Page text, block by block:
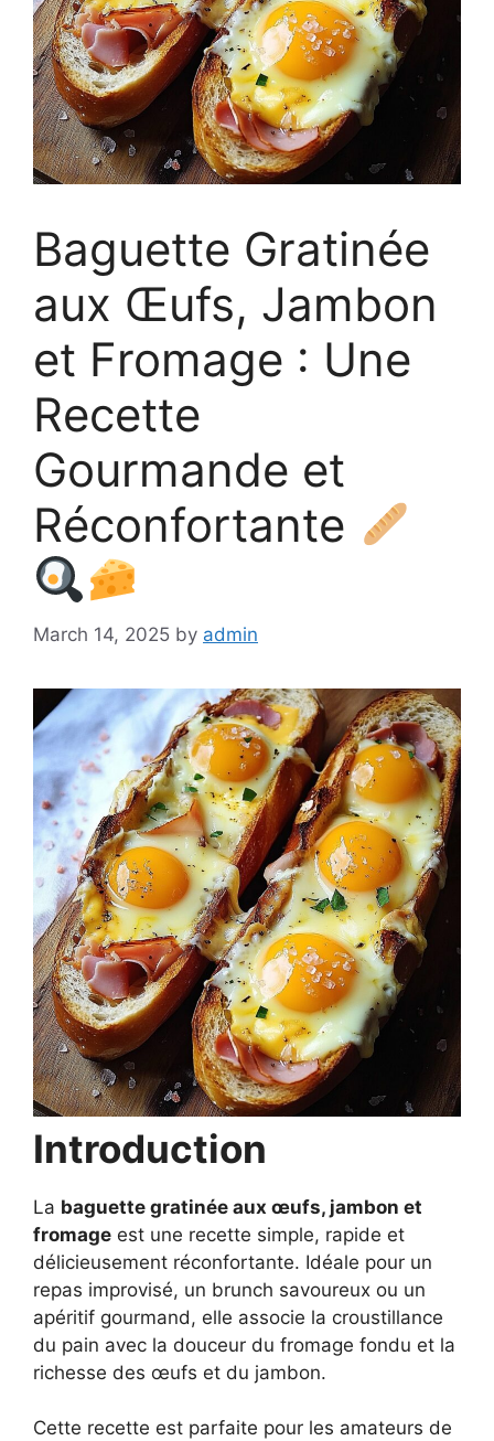
Baguette Gratinée
aux Œufs, Jambon
et Fromage : Une
Recette
Gourmande et
Réconfortante
March 14, 2025 by admin
Introduction
La baguette gratinée aux œufs, jambon et
fromage est une recette simple, rapide et
délicieusement réconfortante. Idéale pour un
repas improvisé, un brunch savoureux ou un
apéritif gourmand, elle associe la croustillance
du pain avec la douceur du fromage fondu et la
richesse des œufs et du jambon.
Cette recette est parfaite pour les amateurs de